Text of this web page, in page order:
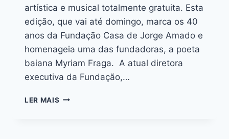
artística e musical totalmente gratuita. Esta
edição, que vai até domingo, marca os 40
anos da Fundação Casa de Jorge Amado e
homenageia uma das fundadoras, a poeta
baiana Myriam Fraga. A atual diretora
executiva da Fundação,…
LER MAIS